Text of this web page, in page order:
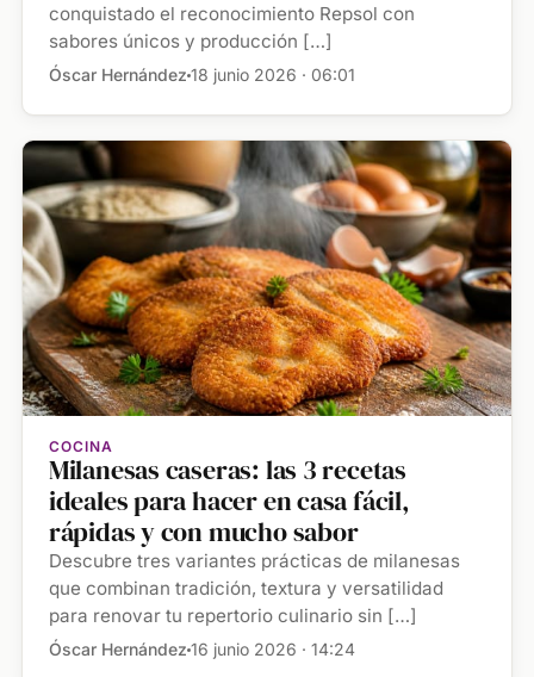
conquistado el reconocimiento Repsol con
sabores únicos y producción […]
Óscar Hernández 18 junio 2026 · 06:01
COCINA
Milanesas caseras: las 3 recetas
ideales para hacer en casa fácil,
rápidas y con mucho sabor
Descubre tres variantes prácticas de milanesas
que combinan tradición, textura y versatilidad
para renovar tu repertorio culinario sin […]
Óscar Hernández 16 junio 2026 · 14:24